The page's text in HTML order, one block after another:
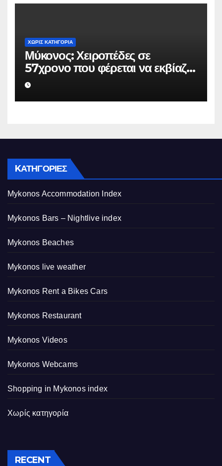
ΧΩΡΊΣ ΚΑΤΗΓΟΡΊΑ
Μύκονος: Χειροπέδες σε
57χρονο που φέρεται να εκβίαζε
επιχείρηση για να «θάψει»
ψευδείς καταγγελίες – Η παγίδα
που του έστησε η ΕΛ.ΑΣ.
KΑΤΗΓΟΡΊΕΣ
Mykonos Accommodation Index
Mykonos Bars – Nightlive index
Mykonos Beaches
Mykonos live weather
Mykonos Rent a Bikes Cars
Mykonos Restaurant
Mykonos Videos
Mykonos Webcams
Shopping in Mykonos index
Χωρίς κατηγορία
RECENT